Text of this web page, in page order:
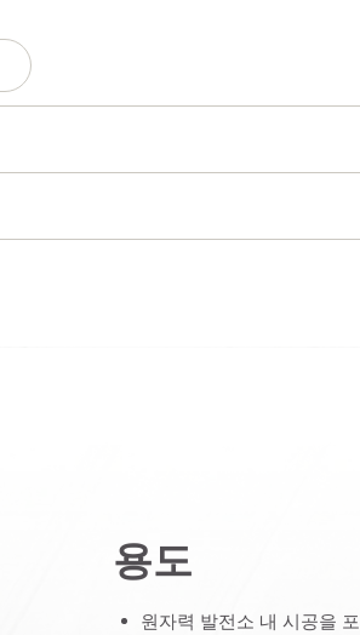
용도
원자력 발전소 내 시공을